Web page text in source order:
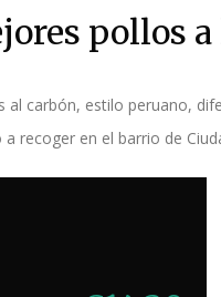
pollos
al carbón, estilo peruano,
recoger en el barrio de